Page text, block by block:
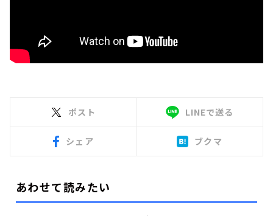
ポスト LINEで送る
シェア ブクマ
あわせて読みたい